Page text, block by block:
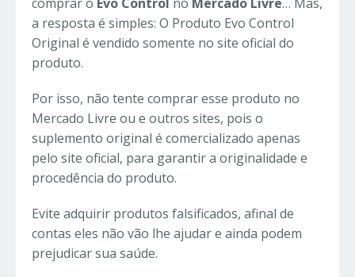
comprar o Evo Control no Mercado Livre… Mas,
a resposta é simples: O Produto Evo Control
Original é vendido somente no site oficial do
produto.
Por isso, não tente comprar esse produto no
Mercado Livre ou e outros sites, pois o
suplemento original é comercializado apenas
pelo site oficial, para garantir a originalidade e
procedência do produto.
Evite adquirir produtos falsificados, afinal de
contas eles não vão lhe ajudar e ainda podem
prejudicar sua saúde.